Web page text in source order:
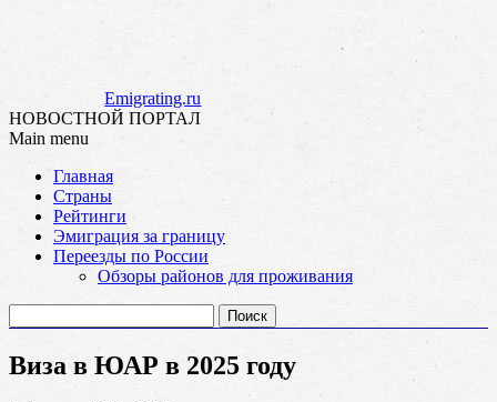
Emigrating.ru
НОВОСТНОЙ ПОРТАЛ
Main menu
content
Главная
Страны
Рейтинги
Эмиграция за границу
Переезды по России
Обзоры районов для проживания
Виза в ЮАР в 2025 году